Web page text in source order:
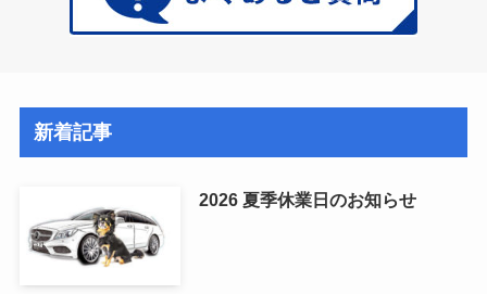
新着記事
2026 夏季休業日のお知らせ